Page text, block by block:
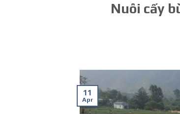
Nuôi cấy
11
Apr